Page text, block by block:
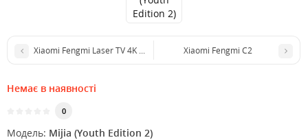
Xiaomi Fengmi Laser TV 4K Cinema Xiaomi Fengmi C2
Немає в наявності
0
Модель: Mijia (Youth Edition 2)